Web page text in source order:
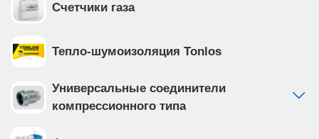
Счетчики газа
Тепло-шумоизоляция Tonlos
Универсальные соединители
компрессионного типа